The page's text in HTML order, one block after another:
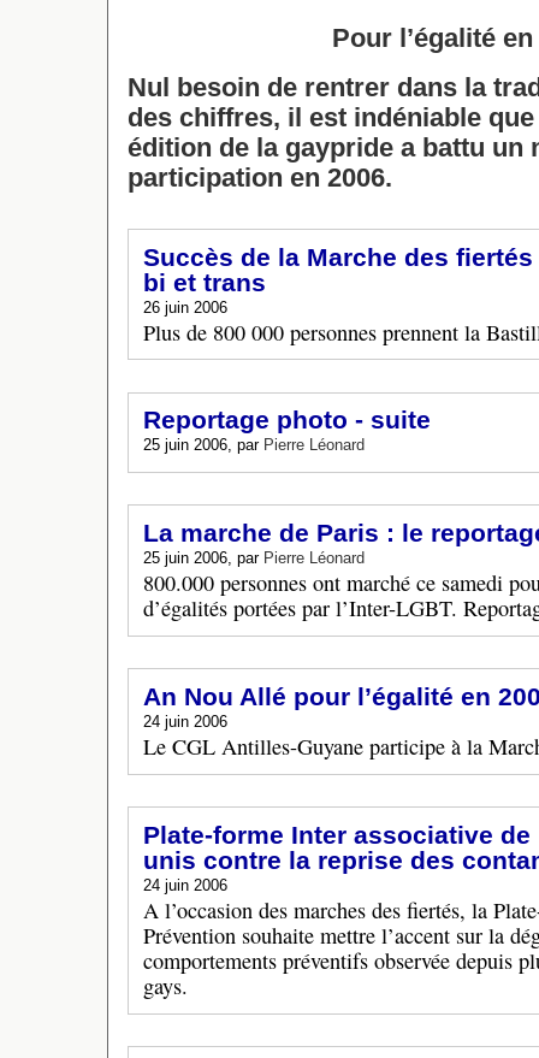
Pour l’égalité en
Nul besoin de rentrer dans la
des chiffres, il est indéniable
édition de la gaypride a battu un
participation en 2006.
Succès de la Marche des
bi et trans
26 juin 2006
Plus de 800 000 personnes prennent la
Reportage photo - suite
25 juin 2006, par Pierre Léonard
La marche de Paris : le
25 juin 2006, par Pierre Léonard
800.000 personnes ont marché ce samedi
d’égalités portées par l’Inter-LGBT.
An Nou Allé pour l’égalité en
24 juin 2006
Le CGL Antilles-Guyane participe à la
Plate-forme Inter associative
unis contre la reprise des
24 juin 2006
A l’occasion des marches des fiertés, la
Prévention souhaite mettre l’accent sur la
comportements préventifs observée depuis
gays.